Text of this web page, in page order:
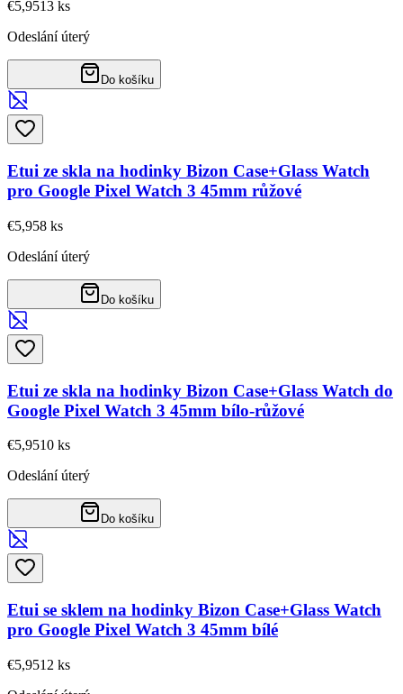
€5,9513 ks
Odeslání úterý
Do košíku
Etui ze skla na hodinky Bizon Case+Glass Watch
pro Google Pixel Watch 3 45mm růžové
€5,958 ks
Odeslání úterý
Do košíku
Etui ze skla na hodinky Bizon Case+Glass Watch do
Google Pixel Watch 3 45mm bílo-růžové
€5,9510 ks
Odeslání úterý
Do košíku
Etui se sklem na hodinky Bizon Case+Glass Watch
pro Google Pixel Watch 3 45mm bílé
€5,9512 ks